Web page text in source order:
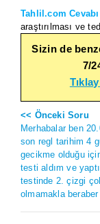
Tahlil.com
araştırılması ve
Sizin de
7/
<< Önceki Soru
Merhabalar ben
son regl tarihim 4
gecikme olduğu
testi aldım ve
testinde 2. çizgi
olmamakla beraber